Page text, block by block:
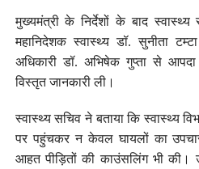
मुख्यमंत्री के निर्देशों के बाद
महानिदेशक स्वास्थ्य डॉ. सुनीता
अधिकारी डॉ. अभिषेक गुप्ता से आपदा
विस्तृत जानकारी ली।
स्वास्थ्य सचिव ने बताया कि स्वास्थ्य
पर पहुंचकर न केवल घायलों का
आहत पीड़ितों की काउंसलिंग भी